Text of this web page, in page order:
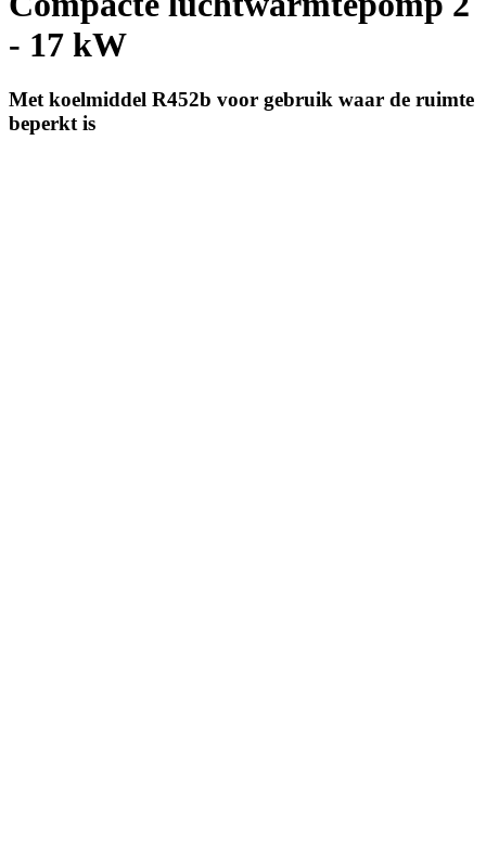
- 17 kW
Met koelmiddel R452b voor gebruik waar de ruimte
beperkt is